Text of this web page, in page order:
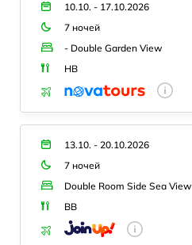
10.10. - 17.10.2026
7 ночей
- Double Garden View
HB
13.10. - 20.10.2026
7 ночей
Double Room Side Sea View
BB